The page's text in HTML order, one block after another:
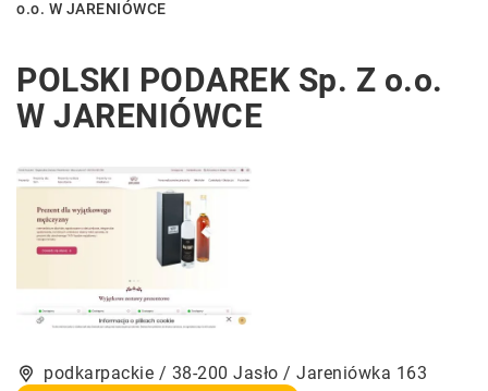
o.o. W JARENIÓWCE
POLSKI PODAREK Sp. Z o.o.
W JARENIÓWCE
podkarpackie / 38-200 Jasło / Jareniówka 163